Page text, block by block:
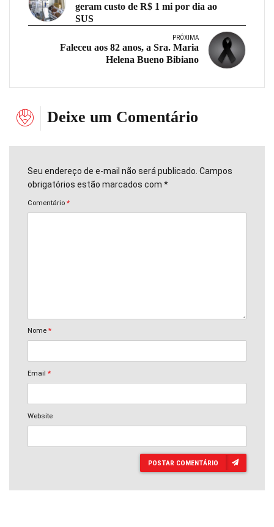
geram custo de R$ 1 mi por dia ao
SUS
PRÓXIMA
Faleceu aos 82 anos, a Sra. Maria
Helena Bueno Bibiano
Deixe um Comentário
Seu endereço de e-mail não será publicado. Campos
obrigatórios estão marcados com *
Comentário *
Nome *
Email *
Website
POSTAR COMENTÁRIO